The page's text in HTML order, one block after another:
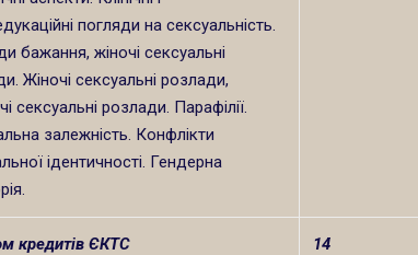
погляди на сексуальність.
бажання, жіночі сексуальні
Жіночі сексуальні розлади,
сексуальні розлади. Парафілії.
залежність. Конфлікти
ідентичності. Гендерна
кредитів ЄКТС 14